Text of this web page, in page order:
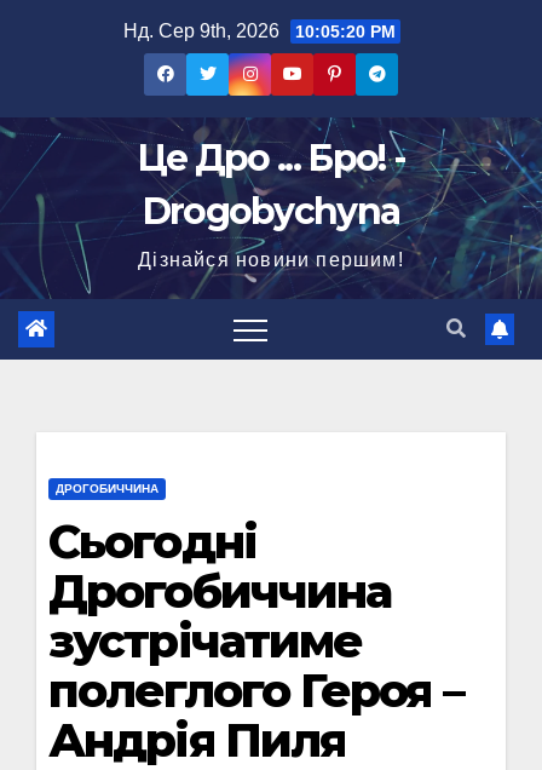
Нд. Сер 9th, 2026 10:05:21 PM
Це Дро ... Бро! -
Drogobychyna
Дізнайся новини першим!
ДРОГОБИЧЧИНА
Сьогодні
Дрогобиччина
зустрічатиме
полеглого Героя –
Андрія Пиля